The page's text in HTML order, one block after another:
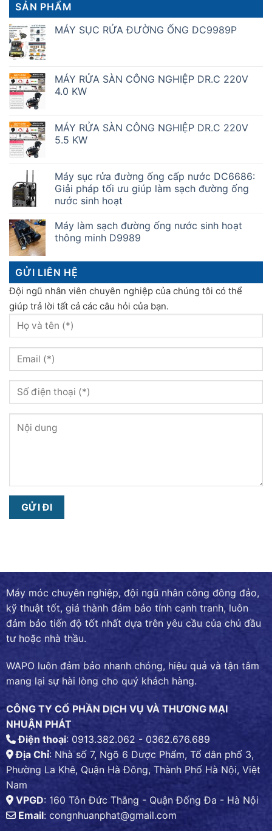
SẢN PHẨM
MÁY SỤC RỬA ĐƯỜNG ỐNG DC9989P
MÁY RỬA SÀN CÔNG NGHIỆP DR.C 220V
4.0 KW
MÁY RỬA SÀN CÔNG NGHIỆP DR.C 220V
5.5 KW
Máy sục rửa đường ống cấp nước DC6686:
Giải pháp tối ưu giúp làm sạch đường ống
nước sinh hoạt
Máy làm sạch đường ống nước sinh hoạt
thông minh D9989
GỬI LIÊN HỆ
Đội ngũ nhân viên chuyên nghiệp của chúng tôi có thể
giúp trả lời tất cả các câu hỏi của bạn.
Máy móc chuyên nghiệp, đội ngũ nhân công đông đảo,
kỹ thuật tốt, giá thành đảm bảo tính cạnh tranh, luôn
đảm bảo tiến độ tốt nhất dựa trên yêu cầu của chủ đầu
tư hoặc nhà thầu.
WAPO luôn đảm bảo nhanh chóng, hiệu quả và tận tâm
mang lại sự hài lòng cho quý khách hàng.
CÔNG TY CỔ PHẦN DỊCH VỤ VÀ THƯƠNG MẠI
NHUẬN PHÁT
Điện thoại: 0913.382.062 - 0362.676.689
Địa Chỉ: Nhà số 7, Ngõ 6 Dược Phẩm, Tổ dân phố 3,
Phường La Khê, Quận Hà Đông, Thành Phố Hà Nội, Việt
Nam
VPGD: 160 Tôn Đức Thắng - Quận Đống Đa - Hà Nội
Email: congnhuanphat@gmail.com